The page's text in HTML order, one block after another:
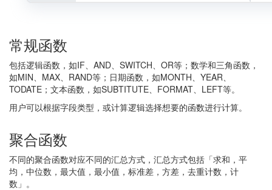
常规函数
包括逻辑函数，如IF、AND、SWITCH、OR等；数学和三角函数，
如MIN、MAX、RAND等；日期函数，如MONTH、YEAR、
TODATE；文本函数，如SUBTITUTE、FORMAT、LEFT等。
用户可以根据字段类型，或计算逻辑选择想要的函数进行计算。
聚合函数
不同的聚合函数对应不同的汇总方式，汇总方式包括「求和，平
均，中位数，最大值，最小值，标准差，方差，去重计数，计
数」。